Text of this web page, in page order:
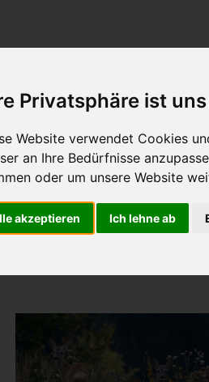
Privatsphäre ist
Website verwendet Cookies
an Ihre Bedürfnisse
oder um unsere Website
akzeptieren Ich lehne ab
Hund
Newsletter vom 27.